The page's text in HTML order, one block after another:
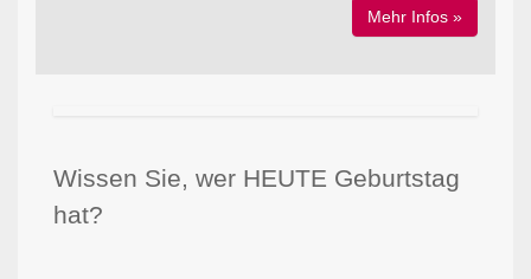
Mehr Infos »
Wissen Sie, wer HEUTE Geburtstag
hat?